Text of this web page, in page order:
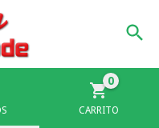
CARRITO
0